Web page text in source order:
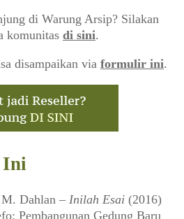
di Warung Arsip? Silakan
komunitas di sini.
disampaikan via formulir ini.
Ini
Dahlan – Inilah Esai (2016)
Pembangunan Gedung Baru